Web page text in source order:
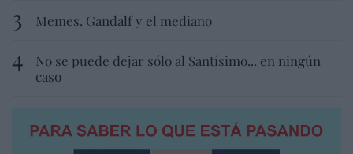
Memes. Gandalf y el mediano
No se puede dejar sólo al Santísimo... en ningún
caso